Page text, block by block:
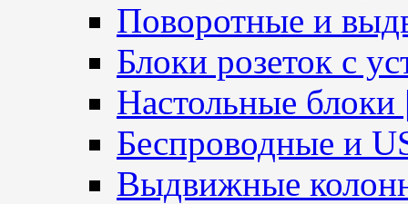
Поворотные и
Блоки розеток с
Настольные блоки
Беспроводные и
Выдвижные